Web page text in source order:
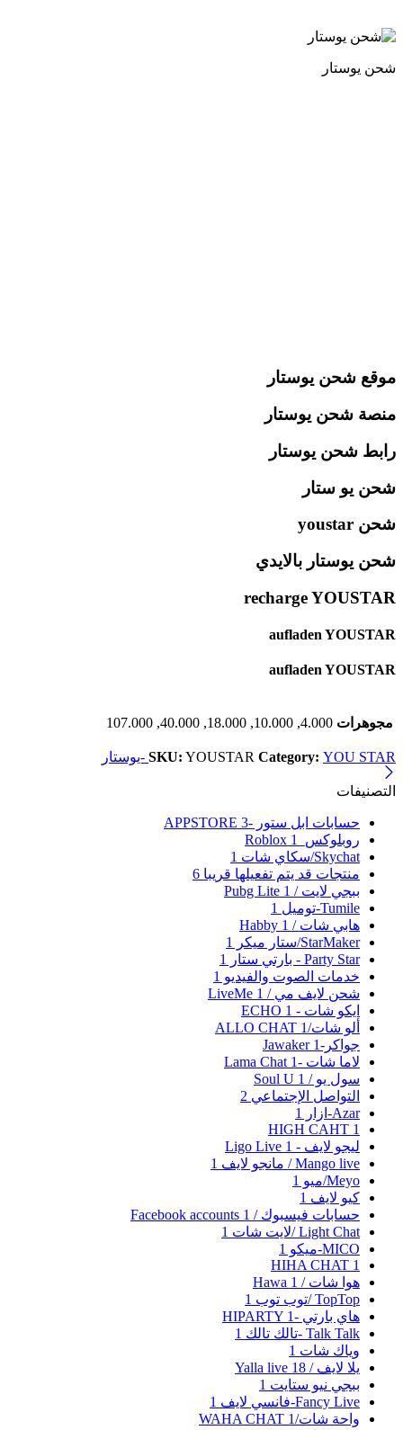
شحن يوستار
موقع شحن يوستار
منصة شحن يوستار
رابط شحن يوستار
شحن يو ستار
شحن youstar
شحن يوستار بالايدي
recharge YOUSTAR
aufladen YOUSTAR
aufladen YOUSTAR
مجوهرات 4.000, 10.000, 18.000, 40.000, 107.000
SKU: YOUSTAR Category: YOU STAR -يوستار
التصنيفات
حسابات ابل ستور -APPSTORE3
روبلوكس_Roblox
1
Skychat/سكاي شات
1
منتجات قد يتم تفعيلها قريبا 6
ببجي لايت / Pubg Lite 1
Tumile-توميل
1
هابي شات / Habby 1
StarMaker/ستار ميكر
1
Party Star - بارتي ستار
1
خدمات الصوت والفيديو 1
شحن لايف مي / LiveMe 1
ايكو شات - ECHO 1
ألو شات/ALLO CHAT1
جواكر-Jawaker1
لاما شات -Lama Chat1
سول يو / Soul U 1
التواصل الإجتماعي 2
Azar-ازار
1
HIGH CAHT 1
ليجو لايف - Ligo Live 1
Mango live / مانجو لايف
1
Meyo/ميو
1
كيو لايف 1
حسابات فيسبوك / Facebook accounts 1
Light Chat /لايت شات
1
MICO-ميكو
1
HIHA CHAT 1
هوا شات / Hawa 1
TopTop /توب توب
1
هاي بارتي -HIPARTY1
Talk Talk -تالك تالك
1
وياك شات 1
يلا لايف / Yalla live 18
ببجي نيو ستايت 1
Fancy Live-فانسي لايف
1
واحة شات/WAHA CHAT1